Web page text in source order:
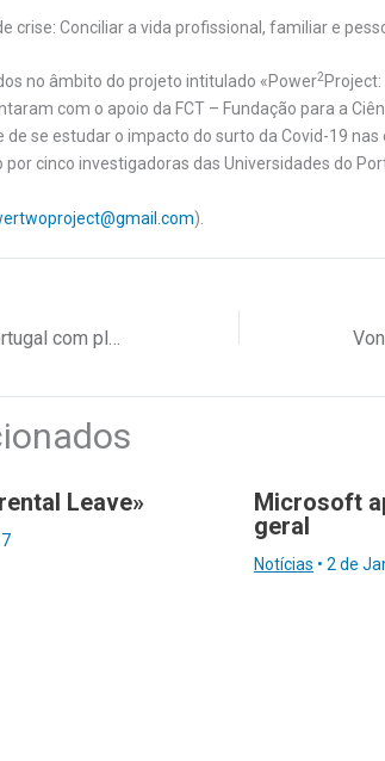
crise: Conciliar a vida profissional, familiar e
no âmbito do projeto intitulado «Power2
com o apoio da FCT – Fundação para a
se estudar o impacto do surto da Covid-19
cinco investigadoras das Universidades do
).
Conquest One entra em Portugal com plataforma inovadora de recrutamento
Leave»
Microsoft
geral
Notícias • 2 de